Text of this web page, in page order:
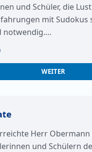
und Schüler, die
mit Sudokus
notwendig.…
WEITER
Herr
und Schülern